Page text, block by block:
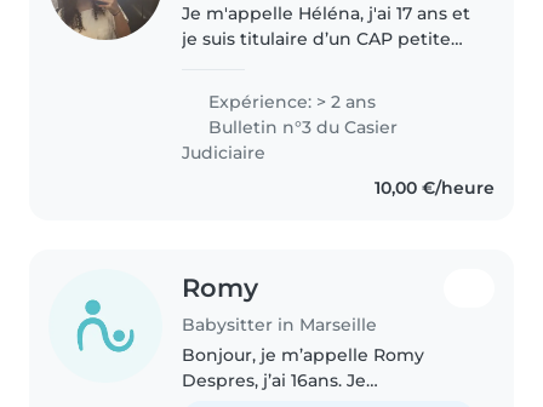
Je m'appelle Héléna, j'ai 17 ans et
je suis titulaire d’un CAP petite
choisi cette formation pour me
préparer à accompagner..
Expérience: > 2 ans
Bulletin n°3 du Casier
Judiciaire
10,00 €/heure
Romy
Babysitter in Marseille
Bonjour, je m’appelle Romy
Despres, j’ai 16ans. Je